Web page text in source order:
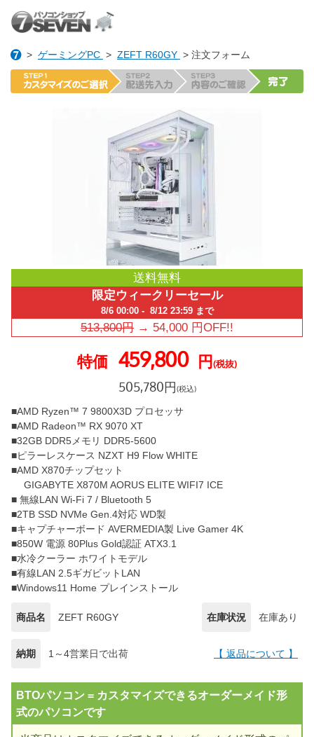
> ゲーミングPC > ZEFT R60GY > 注文フォーム
送料無料
限定ウィークリーセール
8/6 00:00 - 8/12 23:59 まで
513,800円 → 54,000 円OFF!!
特価 459,800 円(税抜)
505,780円(税込)
■AMD Ryzen™ 7 9800X3D プロセッサ
■AMD Radeon™ RX 9070 XT
■32GB DDR5メモリ DDR5-5600
■ピラーレスケース NZXT H9 Flow WHITE
■AMD X870チップセット
GIGABYTE X870M AORUS ELITE WIFI7 ICE
■ 無線LAN Wi-Fi 7 / Bluetooth 5
■2TB SSD NVMe Gen.4対応 WD製
■キャプチャーボード AVERMEDIA製 Live Gamer 4K
■850W 電源 80Plus Gold認証 ATX3.1
■水冷クーラー ホワイトモデル
■有線LAN 2.5ギガビットLAN
■Windows11 Home プレインストール
商品名 ZEFT R60GY 在庫状況 在庫あり
納期 1～4営業日で出荷 【 返品について 】
BTOパソコン = カスタマイズできるオーダーメイド形
式のパソコンです